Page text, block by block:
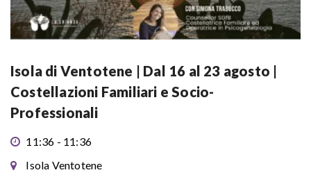
Isola di Ventotene | Dal 16 al 23 agosto |
Costellazioni Familiari e Socio-
Professionali
11:36 - 11:36
Isola Ventotene